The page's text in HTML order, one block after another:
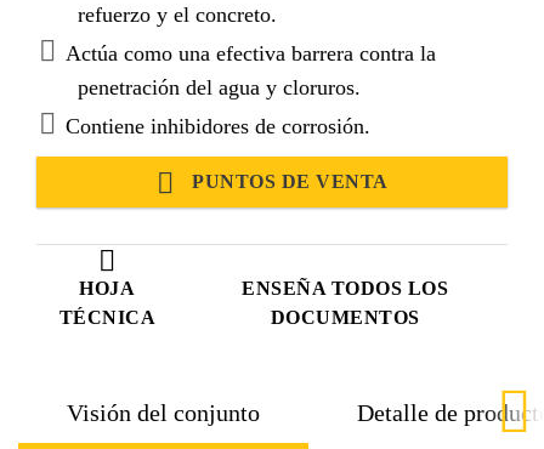
HOJA
TÉCNICA
ENSEÑA TODOS LOS
DOCUMENTOS
refuerzo y el concreto.
Actúa como una efectiva barrera contra la
penetración del agua y cloruros.
Contiene inhibidores de corrosión.
PUNTOS DE VENTA
Visión del conjunto Detalle de